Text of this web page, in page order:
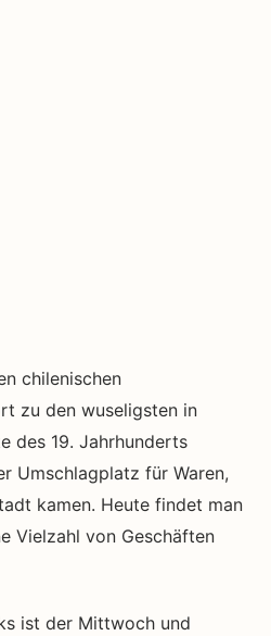
chilenischen
zu den wuseligsten in
des 19. Jahrhunderts
Umschlagplatz für Waren,
kamen. Heute findet man
Vielzahl von Geschäften
ist der Mittwoch und